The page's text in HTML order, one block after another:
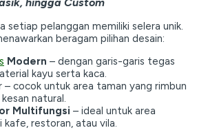
setiap pelanggan memiliki selera unik.
beragam pilihan desain:
Modern – dengan garis-garis tegas
kayu serta kaca.
– cocok untuk area taman yang rimbun
natural.
Multifungsi – ideal untuk area
kafe, restoran, atau vila.